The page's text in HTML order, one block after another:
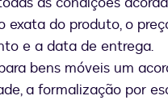
exata do produto, o
e a data de entrega.
bens móveis um
a formalização por